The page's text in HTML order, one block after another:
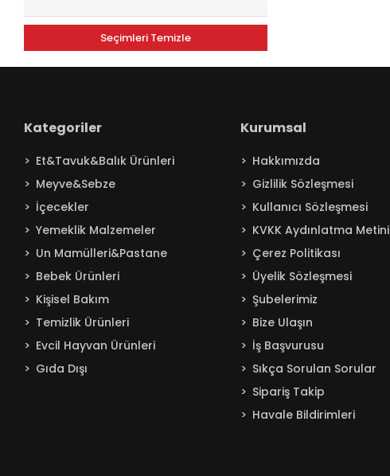
ASSE
ATILGAN
Avşar
Baby Turco
Badem
Bağdat
Bebelac
Beta
Beyaz
BEYPAZARI
Billur
Seçimleri Temizle
Kategoriler
Et&Tavuk&Balık Ürünleri
Meyve&Sebze
İçecekler
Yemeklik Malzemeler
Un Mamülleri&Pastane
Bebek Ürünleri
Kişisel Bakım
Temizlik Ürünleri
Evcil Hayvan Ürünleri
Gıda Dışı
Kurumsal
Hakkımızda
Gizlilik Sözleşmesi
Kullanıcı Sözleşmesi
KVKK Aydınlatma Metini
Çerez Politikası
Üyelik Sözleşmesi
Şubelerimiz
Bize Ulaşın
İş Başvurusu
Sıkça Sorulan Sorular
Sipariş Takip
Havale Bildirimleri